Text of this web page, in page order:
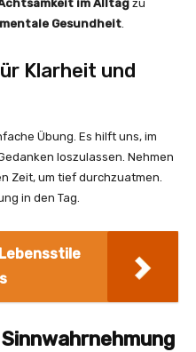
im Alltagzu
mentale Gesundheit
Klarheit und
Übung. Es hilft uns, im
loszulassen. Nehmen
Zeit, um tief durchzuatmen.
in den Tag.
Sinnwahrnehmung